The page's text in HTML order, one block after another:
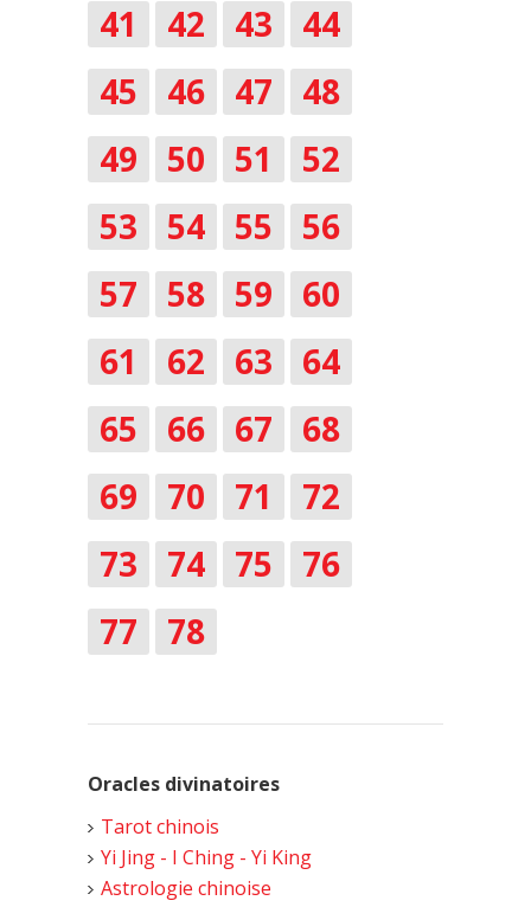
41
42 43
44
45
46 47
48
49
50 51
52
53
54 55
56
57
58 59
60
61
62 63
64
65
66 67
68
69
70 71
72
73
74 75
76
77
78
Oracles divinatoires
Tarot chinois
Yi Jing - I Ching - Yi King
Astrologie chinoise